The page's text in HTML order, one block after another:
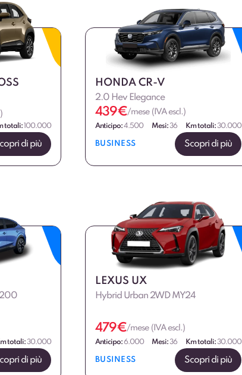
totali: 100.000
di più
HONDA CR-V
2.0 Hev Elegance
439€/mese (IVA escl.)
Anticipo:4.500 Mesi:36 Km totali:30.000
BUSINESS Scopri di più
200
totali:30.000
di più
LEXUS UX
Hybrid Urban 2WD MY24
479€/mese (IVA escl.)
Anticipo:6.000 Mesi:36 Km totali:30.000
BUSINESS Scopri di più